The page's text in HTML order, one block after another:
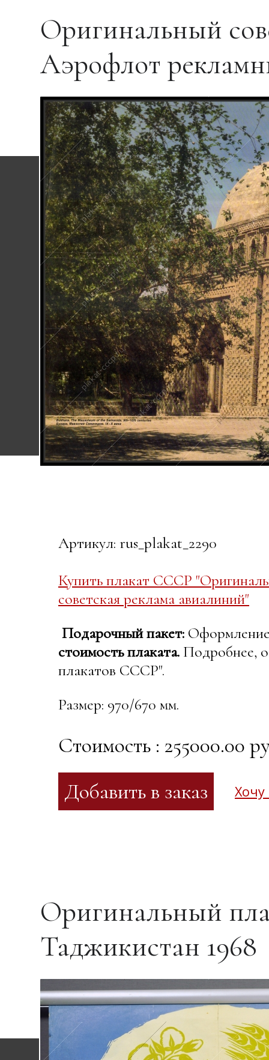
Оригинальный
Аэрофлот
Артикул: rus_plakat_2290
Купить плакат СССР
советская реклама авиалиний"
Подарочный пакет: Оформление
стоимость плаката. Подробнее,
плакатов СССР".
Размер: 970/670 мм.
Стоимость : 255000.00
Хочу
Оригинальный
Таджикистан 1968